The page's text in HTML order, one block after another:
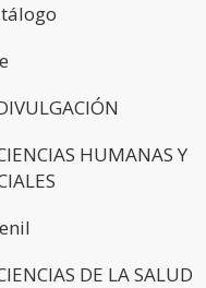
HUMANAS Y
DE LA SALUD